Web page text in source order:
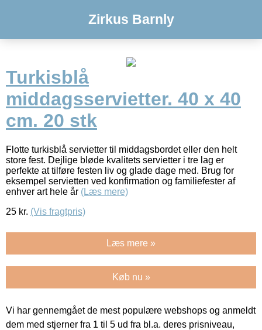
Zirkus Barnly
Turkisblå
middagsservietter. 40 x 40
cm. 20 stk
Flotte turkisblå servietter til middagsbordet eller den helt
store fest. Dejlige bløde kvalitets servietter i tre lag er
perfekte at tilføre festen liv og glade dage med. Brug for
eksempel servietten ved konfirmation og familiefester af
enhver art hele år (Læs mere)
25 kr. (Vis fragtpris)
Læs mere »
Køb nu »
Vi har gennemgået de mest populære webshops og anmeldt
dem med stjerner fra 1 til 5 ud fra bl.a. deres prisniveau,